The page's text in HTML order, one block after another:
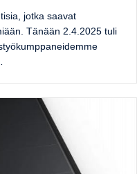
jotka saavat
Tänään 2.4.2025 tuli